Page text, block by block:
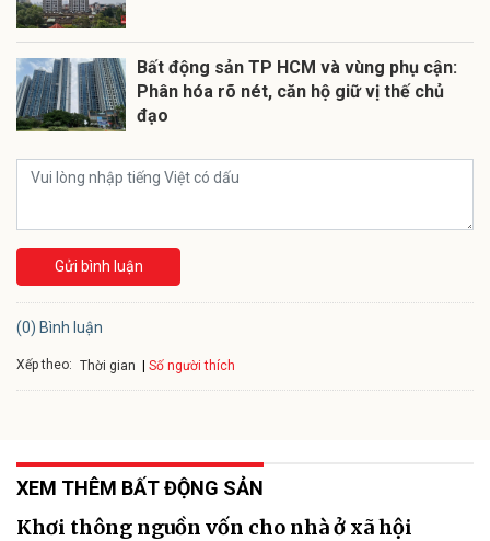
Bất động sản TP HCM và vùng phụ cận:
Phân hóa rõ nét, căn hộ giữ vị thế chủ
đạo
Gửi bình luận
(0) Bình luận
Xếp theo: Thời gian Số người thích
XEM THÊM BẤT ĐỘNG SẢN
Khơi thông nguồn vốn cho nhà ở xã hội